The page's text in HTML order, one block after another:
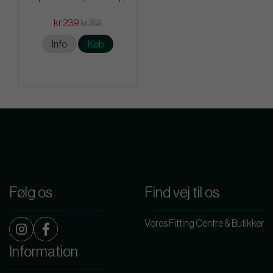
kr.239 kr.289
Info Køb
Følg os Find vej til os
Vores Fitting Centre & Butikker
Information